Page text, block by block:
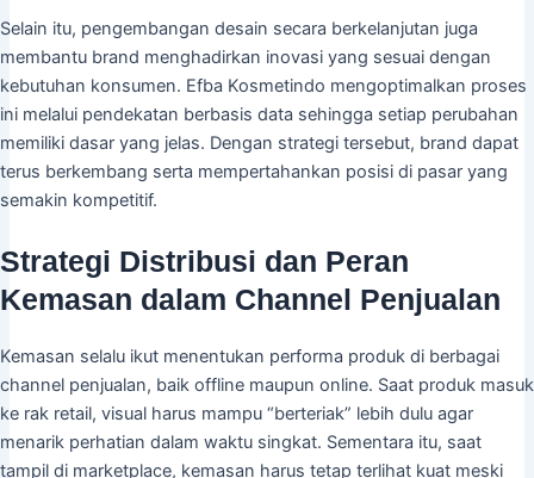
Selain itu, pengembangan desain secara berkelanjutan juga
membantu brand menghadirkan inovasi yang sesuai dengan
kebutuhan konsumen. Efba Kosmetindo mengoptimalkan proses
ini melalui pendekatan berbasis data sehingga setiap perubahan
memiliki dasar yang jelas. Dengan strategi tersebut, brand dapat
terus berkembang serta mempertahankan posisi di pasar yang
semakin kompetitif.
Strategi Distribusi dan Peran
Kemasan dalam Channel Penjualan
Kemasan selalu ikut menentukan performa produk di berbagai
channel penjualan, baik offline maupun online. Saat produk masuk
ke rak retail, visual harus mampu “berteriak” lebih dulu agar
menarik perhatian dalam waktu singkat. Sementara itu, saat
tampil di marketplace, kemasan harus tetap terlihat kuat meski